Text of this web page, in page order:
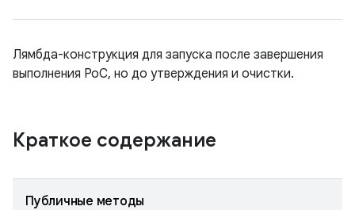
Лямбда-конструкция для запуска после завершения
выполнения PoC, но до утверждения и очистки.
Краткое содержание
Публичные методы